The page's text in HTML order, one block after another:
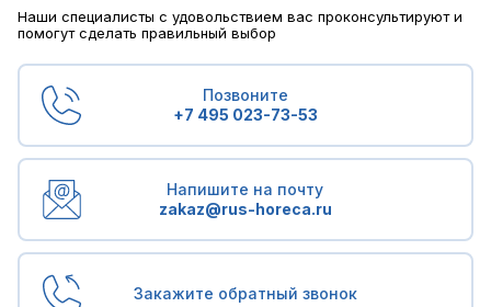
Наши специалисты с удовольствием вас проконсультируют и
помогут сделать правильный выбор
Позвоните
+7 495 023-73-53
Напишите на почту
zakaz@rus-horeca.ru
Закажите обратный звонок